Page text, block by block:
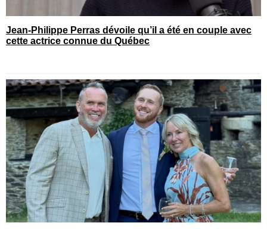
Jean-Philippe Perras dévoile qu’il a été en couple avec
cette actrice connue du Québec